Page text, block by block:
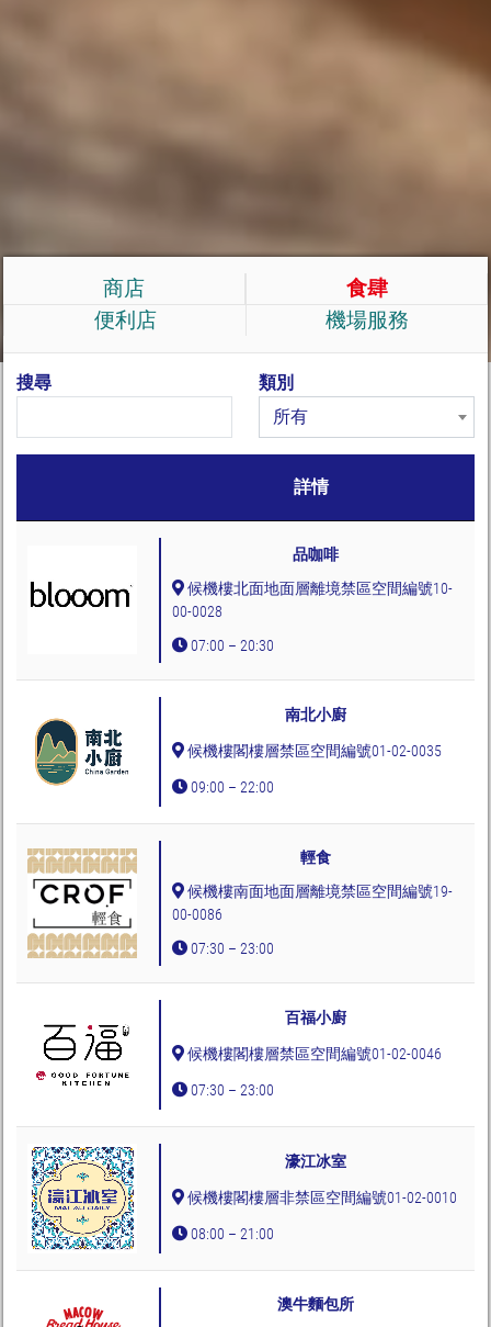
商店
食肆
便利店
機場服務
搜尋
類別
所有
詳情
品咖啡
候機樓北面地面層離境禁區空間編號10-
00-0028
07:00 – 20:30
南北小廚
候機樓閣樓層禁區空間編號01-02-0035
09:00 – 22:00
輕食
候機樓南面地面層離境禁區空間編號19-
00-0086
07:30 – 23:00
百福小廚
候機樓閣樓層禁區空間編號01-02-0046
07:30 – 23:00
濠江冰室
候機樓閣樓層非禁區空間編號01-02-0010
08:00 – 21:00
澳牛麵包所